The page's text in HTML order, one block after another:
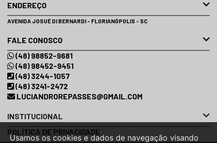
Usamos os cookies e dados de navegação visando
ENDEREÇO
AVENIDA JOSUÉ DI BERNARDI - FLORIANÓPOLIS - SC
FALE CONOSCO
(48) 98852-9681
(48) 98452-9451
(48) 3244-1057
(48) 3241-2472
LUCIANDROREPASSES@GMAIL.COM
INSTITUCIONAL
POLÍTICA DE PRIVACIDADE